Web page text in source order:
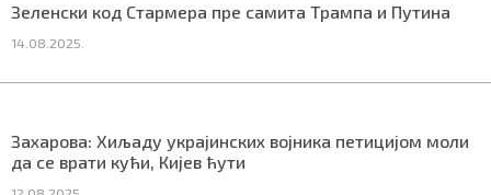
Зеленски код Стармера пре самита Трампа и Путина
14.08.2025.
Захарова: Хиљаду украјинских војника петицијом моли
да се врати кући, Кијев ћути
НАЈНОВИЈЕ
ПОДКАСТ